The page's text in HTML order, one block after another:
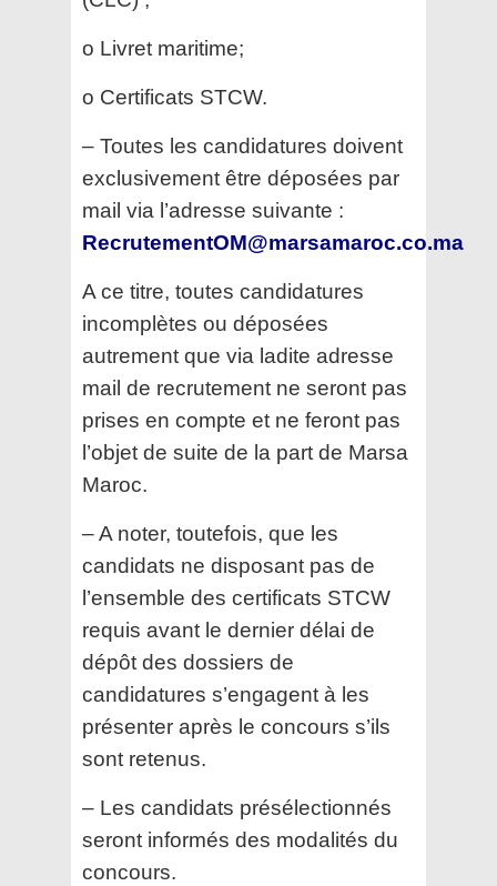
o Livret maritime;
o Certificats STCW.
– Toutes les candidatures doivent
exclusivement être déposées par
mail via l’adresse suivante :
RecrutementOM@marsamaroc.co.ma
A ce titre, toutes candidatures
incomplètes ou déposées
autrement que via ladite adresse
mail de recrutement ne seront pas
prises en compte et ne feront pas
l’objet de suite de la part de Marsa
Maroc.
– A noter, toutefois, que les
candidats ne disposant pas de
l’ensemble des certificats STCW
requis avant le dernier délai de
dépôt des dossiers de
candidatures s’engagent à les
présenter après le concours s’ils
sont retenus.
– Les candidats présélectionnés
seront informés des modalités du
concours.